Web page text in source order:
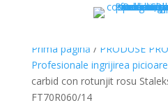
Prima pagină / PRODUSE
Profesionale ingrijirea
carbid con rotunjit rosu
FT70R060/14